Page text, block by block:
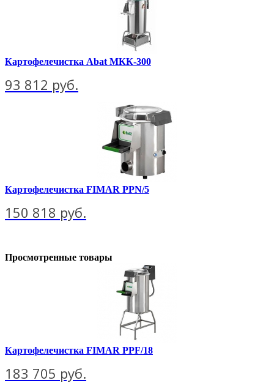
Картофелечистка Abat МКК-300
93 812 руб.
Картофелечистка FIMAR PPN/5
150 818 руб.
Просмотренные товары
Картофелечистка FIMAR PPF/18
183 705 руб.